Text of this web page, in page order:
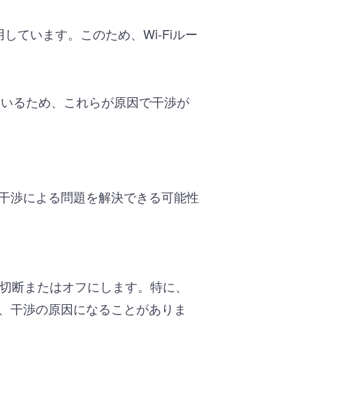
ています。このため、Wi-Fiルー
るため、これらが原因で干渉が
渉による問題を解決できる可能性
またはオフにします。特に、
干渉の原因になることがありま